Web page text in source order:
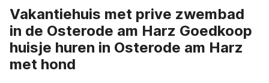
Vakantiehuis met prive zwembad
in de Osterode am Harz Goedkoop
huisje huren in Osterode am Harz
met hond